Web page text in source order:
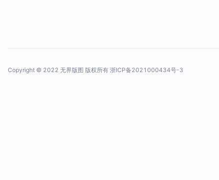
Copyright © 2022 无界版图 版权所有 浙ICP备2021000434号-3